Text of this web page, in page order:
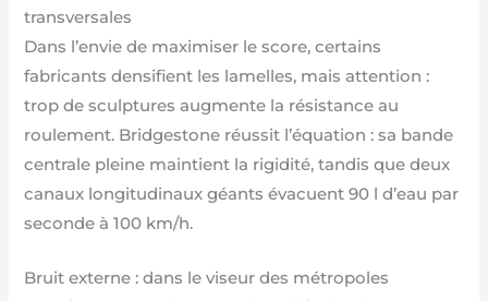
transversales
Dans l’envie de maximiser le score, certains
fabricants densifient les lamelles, mais attention :
trop de sculptures augmente la résistance au
roulement. Bridgestone réussit l’équation : sa bande
centrale pleine maintient la rigidité, tandis que deux
canaux longitudinaux géants évacuent 90 l d’eau par
seconde à 100 km/h.
Bruit externe : dans le viseur des métropoles